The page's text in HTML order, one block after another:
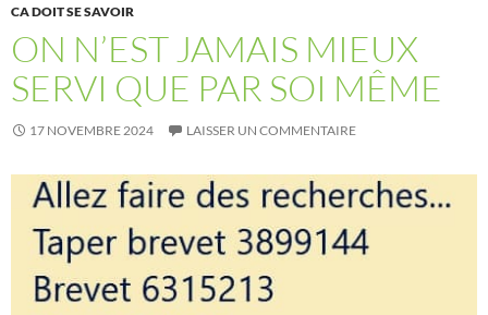
CA DOIT SE SAVOIR
ON N’EST JAMAIS MIEUX
SERVI QUE PAR SOI MÊME
17 NOVEMBRE 2024 LAISSER UN COMMENTAIRE